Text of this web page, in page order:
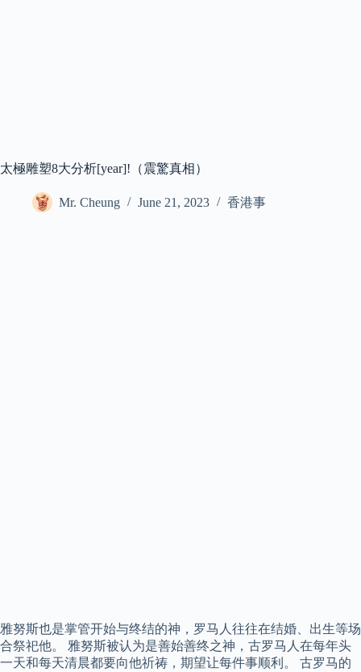
太極雕塑8大分析[year]!（震驚真相）
Mr. Cheung June 21, 2023 香港事
雅努斯也是掌管开始与终结的神，罗马人往往在结婚、出生等场
合祭祀他。 雅努斯被认为是善始善终之神，古罗马人在每年头
一天和每天清晨都要向他祈祷，期望让每件事顺利。 古罗马的